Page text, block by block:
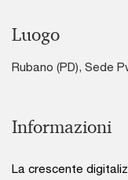
Luogo
Rubano (PD), Sede
Informazioni
La crescente